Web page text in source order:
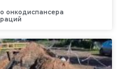
онкодиспансера